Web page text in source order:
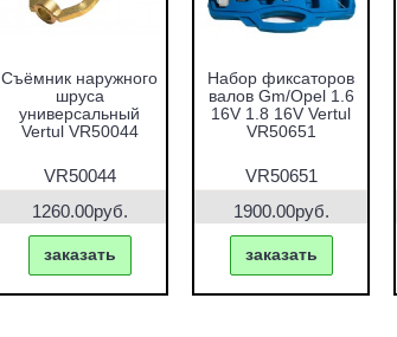
Съёмник наружного
шруса
универсальный
Vertul VR50044
VR50044
1260.00руб.
заказать
Набор фиксаторов
валов Gm/Opel 1.6
16V 1.8 16V Vertul
VR50651
VR50651
1900.00руб.
заказать